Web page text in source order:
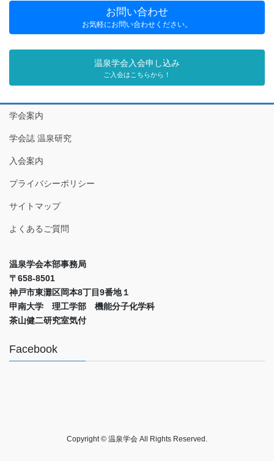
お問い合わせ
お気軽にお問い合わせください。
温泉学会入会申し込み
ご入会はこちらから！
学会案内
学会誌 温泉研究
入会案内
プライバシーポリシー
サイトマップ
よくあるご質問
温泉学会本部事務局
〒658-8501
神戸市東灘区岡本8丁目9番地１
甲南大学 理工学部 機能分子化学科
茶山健二研究室気付
Facebook
Copyright © 温泉学会 All Rights Reserved.